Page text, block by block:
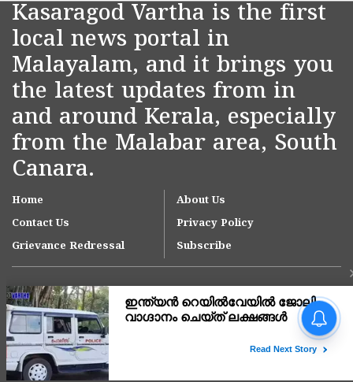
Kasaragod Vartha is the first
local news portal in
Malayalam, and it brings you
the latest updates from in
and around Kerala, especially
from the Malabar area, South
Canara.
Home
About Us
Contact Us
Privacy Policy
Grievance Redressal
Subscribe
Copyright © 2007-
വി ഡി സവർക്കറെ
ഉൾപ്പെടുത്തി വിവാദ
എഇഒ ആർഎസ്എസ്